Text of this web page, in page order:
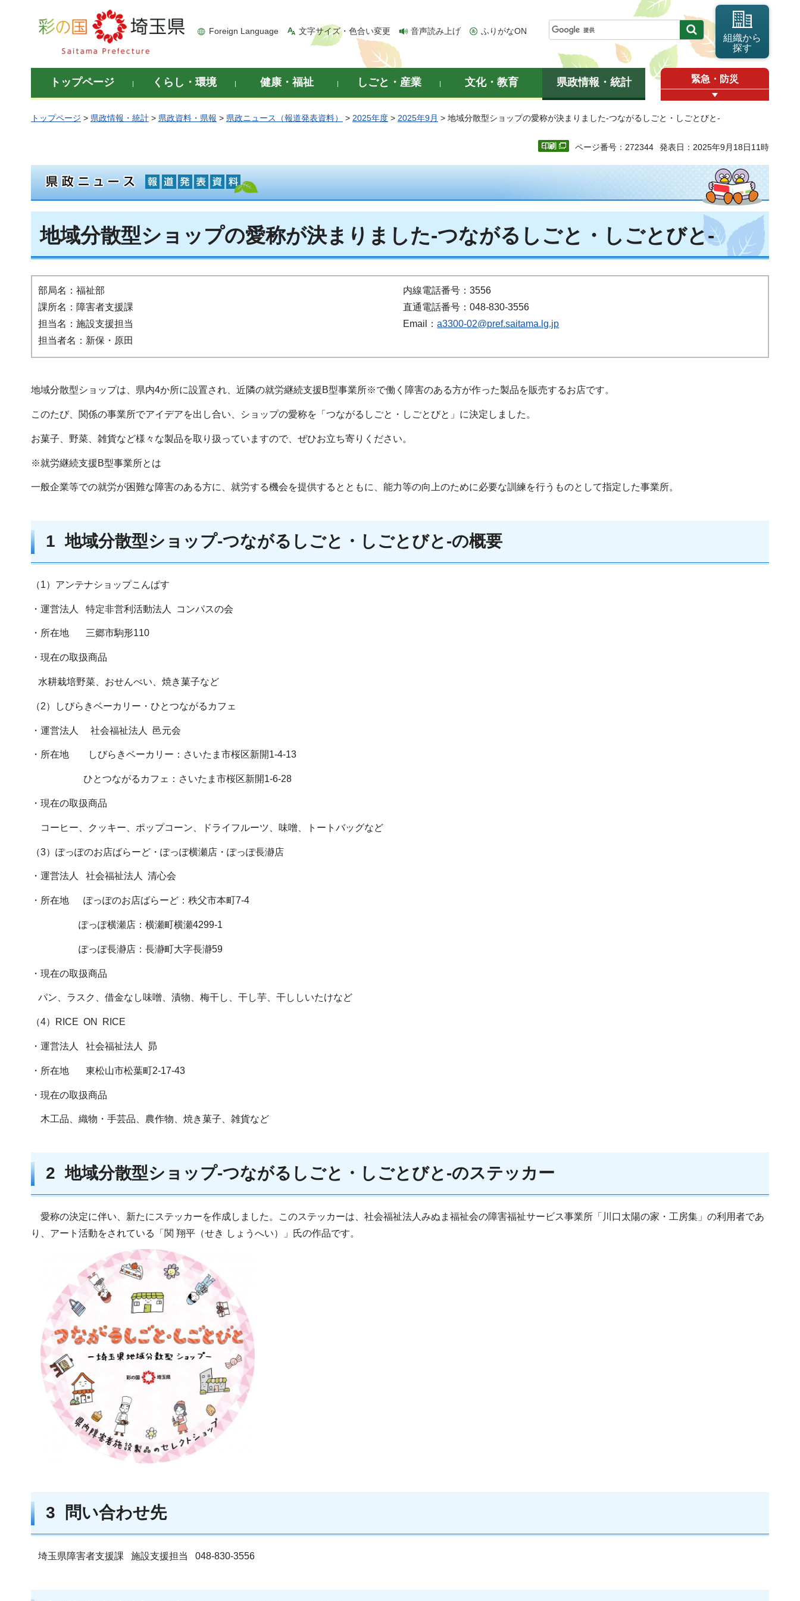
彩の国 埼玉県
Foreign Language 文字サイズ・色合い変更 音声読み上げ ふりがなON
組織から
探す
トップページ くらし・環境 健康・福祉 しごと・産業 文化・教育 県政情報・統計 緊急・防災
トップページ > 県政情報・統計 > 県政資料・県報 > 県政ニュース（報道発表資料） > 2025年度 > 2025年9月 > 地域分散型ショップの愛称が決まりました-つながるしごと・しごとびと-
ページ番号：272344 発表日：2025年9月18日11時
地域分散型ショップの愛称が決まりました-つながるしごと・しごとびと-
部局名：福祉部
課所名：障害者支援課
担当名：施設支援担当
担当者名：新保・原田
内線電話番号：3556
直通電話番号：048-830-3556
Email：a3300-02@pref.saitama.lg.jp
地域分散型ショップは、県内4か所に設置され、近隣の就労継続支援B型事業所※で働く障害のある方が作った製品を販売するお店です。
このたび、関係の事業所でアイデアを出し合い、ショップの愛称を「つながるしごと・しごとびと」に決定しました。
お菓子、野菜、雑貨など様々な製品を取り扱っていますので、ぜひお立ち寄りください。
※就労継続支援B型事業所とは
一般企業等での就労が困難な障害のある方に、就労する機会を提供するとともに、能力等の向上のために必要な訓練を行うものとして指定した事業所。
1 地域分散型ショップ-つながるしごと・しごとびと-の概要
（1）アンテナショップこんぱす
・運営法人 特定非営利活動法人 コンパスの会
・所在地 三郷市駒形110
・現在の取扱商品
水耕栽培野菜、おせんべい、焼き菓子など
（2）しびらきベーカリー・ひとつながるカフェ
・運営法人 社会福祉法人 邑元会
・所在地 しびらきベーカリー：さいたま市桜区新開1-4-13
ひとつながるカフェ：さいたま市桜区新開1-6-28
・現在の取扱商品
コーヒー、クッキー、ポップコーン、ドライフルーツ、味噌、トートバッグなど
（3）ぽっぽのお店ばらーど・ぽっぽ横瀬店・ぽっぽ長瀞店
・運営法人 社会福祉法人 清心会
・所在地 ぽっぽのお店ばらーど：秩父市本町7-4
ぽっぽ横瀬店：横瀬町横瀬4299-1
ぽっぽ長瀞店：長瀞町大字長瀞59
・現在の取扱商品
パン、ラスク、借金なし味噌、漬物、梅干し、干し芋、干ししいたけなど
（4）RICE ON RICE
・運営法人 社会福祉法人 昴
・所在地 東松山市松葉町2-17-43
・現在の取扱商品
木工品、織物・手芸品、農作物、焼き菓子、雑貨など
2 地域分散型ショップ-つながるしごと・しごとびと-のステッカー
愛称の決定に伴い、新たにステッカーを作成しました。このステッカーは、社会福祉法人みぬま福祉会の障害福祉サービス事業所「川口太陽の家・工房集」の利用者であ
り、アート活動をされている「関 翔平（せき しょうへい）」氏の作品です。
3 問い合わせ先
埼玉県障害者支援課 施設支援担当 048-830-3556